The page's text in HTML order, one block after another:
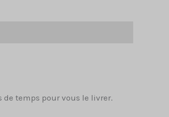
temps pour vous le livrer.